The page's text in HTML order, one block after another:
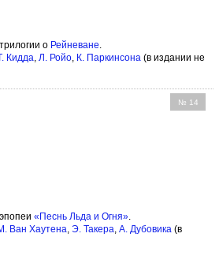
о Рейневане
Кидда Л. Ройо К. Паркинсона (в издании не
№ 14
«Песнь Льда и Огня»
Ван Хаутена Э. Такера А. Дубовика (в